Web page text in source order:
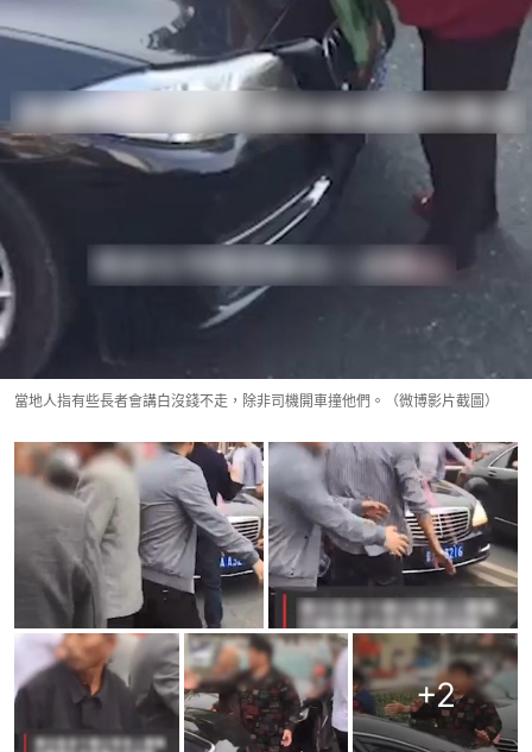
當地人指有些長者會講白沒錢不走，除非司機開車撞他們。（微博影片截圖）
+2